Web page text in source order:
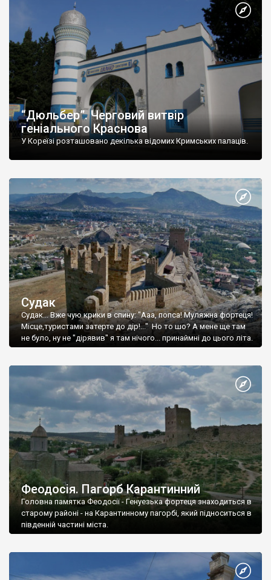
“Дюльбер”. Черговий витвір
геніального Краснова
У Кореїзі розташовано декілька відомих Кримських палаців.
Судак
Судак... Вже чую крики в спину: "Ааа, попса! Муляжна фортеця!
Місце,туристами затерте до дір!..." Но то шо? А мене ще там
не було, ну не "дірявив" я там нічого... принаймні до цього літа.
Феодосія. Пагорб Карантинний
Головна памятка Феодосії - Генуезька фортеця знаходиться в
старому районі - на Карантинному пагорбі, який підноситься в
південній частині міста.